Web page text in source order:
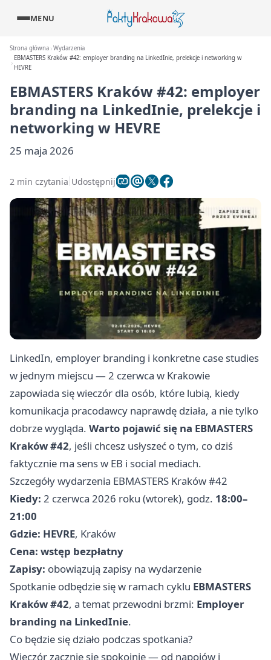
MENU
Strona główna Wydarzenia
EBMASTERS Kraków #42: employer branding na LinkedInie, prelekcje i networking w
HEVRE
EBMASTERS Kraków #42: employer
branding na LinkedInie, prelekcje i
networking w HEVRE
25 maja 2026
2 min czytania Udostępnij
LinkedIn, employer branding i konkretne case studies
w jednym miejscu — 2 czerwca w Krakowie
zapowiada się wieczór dla osób, które lubią, kiedy
komunikacja pracodawcy naprawdę działa, a nie tylko
dobrze wygląda. Warto pojawić się na EBMASTERS
Kraków #42, jeśli chcesz usłyszeć o tym, co dziś
faktycznie ma sens w EB i social mediach.
Szczegóły wydarzenia EBMASTERS Kraków #42
Kiedy: 2 czerwca 2026 roku (wtorek), godz. 18:00–
21:00
Gdzie: HEVRE, Kraków
Cena: wstęp bezpłatny
Zapisy: obowiązują zapisy na wydarzenie
Spotkanie odbędzie się w ramach cyklu EBMASTERS
Kraków #42, a temat przewodni brzmi: Employer
branding na LinkedInie.
Co będzie się działo podczas spotkania?
Wieczór zacznie się spokojnie — od napojów i